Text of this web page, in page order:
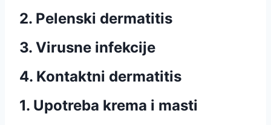
2. Pelenski dermatitis
3. Virusne infekcije
4. Kontaktni dermatitis
1. Upotreba krema i masti